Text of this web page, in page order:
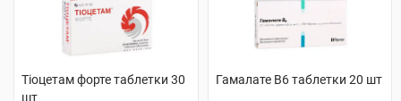
Тіоцетам форте таблетки 30
шт
Гамалате В6 таблетки 20 шт